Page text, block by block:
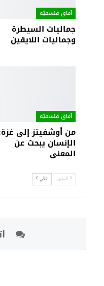
آفاق فلسفيّة‎
جماليات السيطرة
وجماليات اللايقين
آفاق فلسفيّة‎
من أوشفيتز إلى
الإنسان يبحث عن
المعنى
السابق التالي